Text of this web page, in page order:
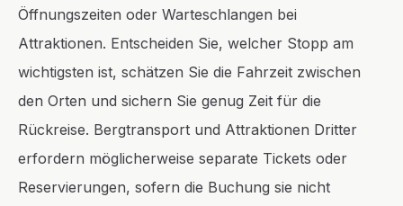
Öffnungszeiten oder Warteschlangen bei
Attraktionen. Entscheiden Sie, welcher Stopp am
wichtigsten ist, schätzen Sie die Fahrzeit zwischen
den Orten und sichern Sie genug Zeit für die
Rückreise. Bergtransport und Attraktionen Dritter
erfordern möglicherweise separate Tickets oder
Reservierungen, sofern die Buchung sie nicht